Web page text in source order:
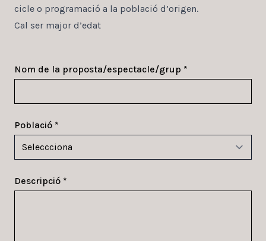
cicle o programació a la població d’origen.
Cal ser major d’edat
Nom de la proposta/espectacle/grup *
Població *
Descripció *